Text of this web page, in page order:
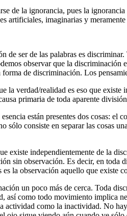
de la ignorancia, pues la
artificiales, imaginarias y
de ser de las palabras es
observar que la discriminación
de discriminación. Los
la verdad/realidad es eso que existe
primaria de toda aparente
están presentes dos cosas: el
sólo consiste en separar las cosas
existe independientemente de la
sin observación. Es decir, en toda
la observación aquello que existe
un poco más de cerca. Toda
así como todo movimiento implica
actividad como la inactividad. No